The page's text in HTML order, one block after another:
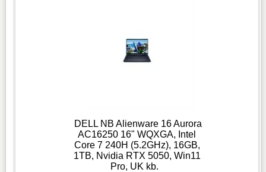
DELL NB Alienware 16 Aurora
AC16250 16" WQXGA, Intel
Core 7 240H (5.2GHz), 16GB,
1TB, Nvidia RTX 5050, Win11
Pro, UK kb.